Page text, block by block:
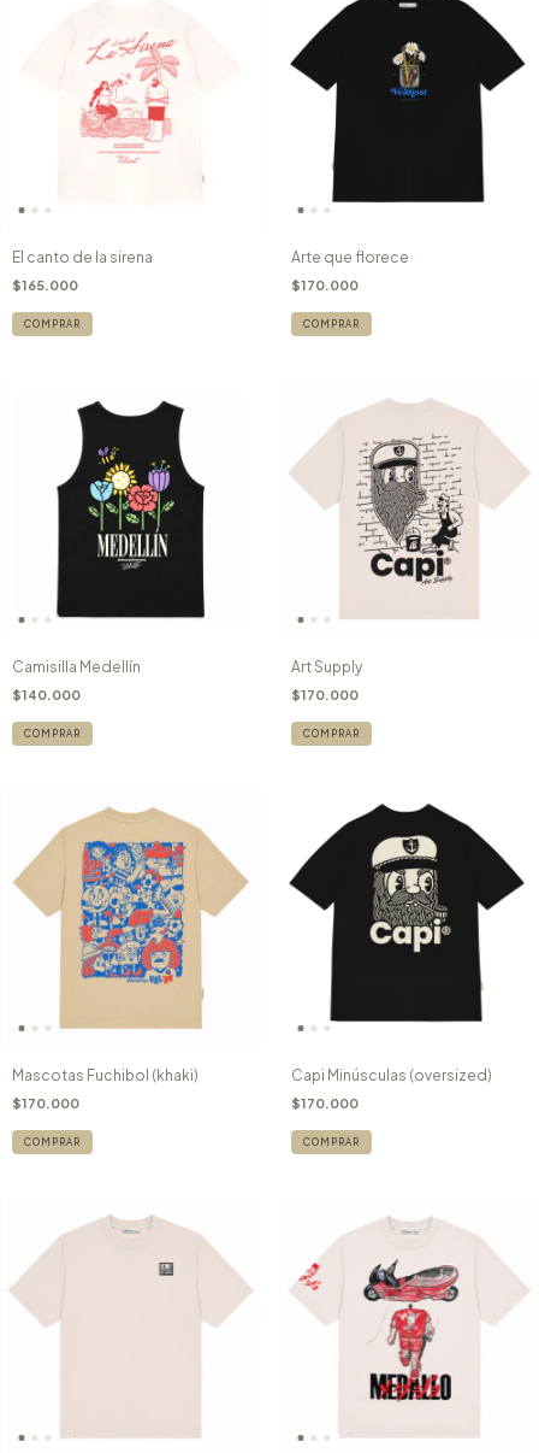
El canto de la sirena
$165.000
COMPRAR
Arte que florece
$170.000
COMPRAR
Camisilla Medellín
$140.000
COMPRAR
Art Supply
$170.000
COMPRAR
Mascotas Fuchibol (khaki)
$170.000
COMPRAR
Capi Minúsculas (oversized)
$170.000
COMPRAR